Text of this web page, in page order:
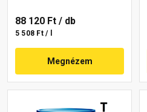
88 120 Ft / db
5 508 Ft / l
Megnézem